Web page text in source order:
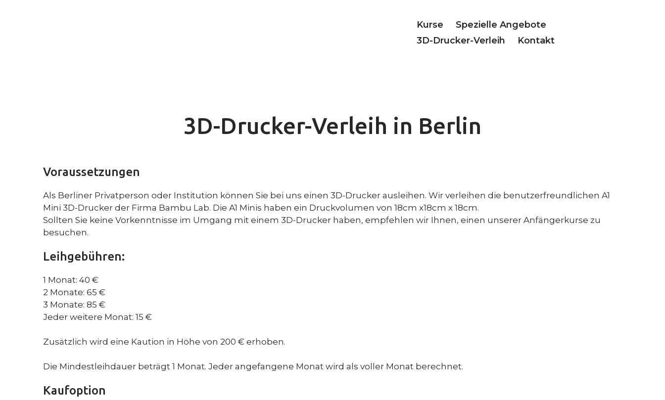
Kurse
Spezielle Angebote
3D-Drucker-Verleih
Kontakt
3D-Drucker-Verleih in Berlin
Voraussetzungen
Als Berliner Privatperson oder Institution können Sie bei uns einen 3D-Drucker ausleihen. Wir verleihen die benutzerfreundlichen A1
Mini 3D-Drucker der Firma Bambu Lab. Die A1 Minis haben ein Druckvolumen von 18cm x18cm x 18cm.
Sollten Sie keine Vorkenntnisse im Umgang mit einem 3D-Drucker haben, empfehlen wir Ihnen, einen unserer Anfängerkurse zu
besuchen.
Leihgebühren:
1 Monat: 40 €
2 Monate: 65 €
3 Monate: 85 €
Jeder weitere Monat: 15 €
Zusätzlich wird eine Kaution in Höhe von 200 € erhoben.
Die Mindestleihdauer beträgt 1 Monat. Jeder angefangene Monat wird als voller Monat berechnet.
Kaufoption